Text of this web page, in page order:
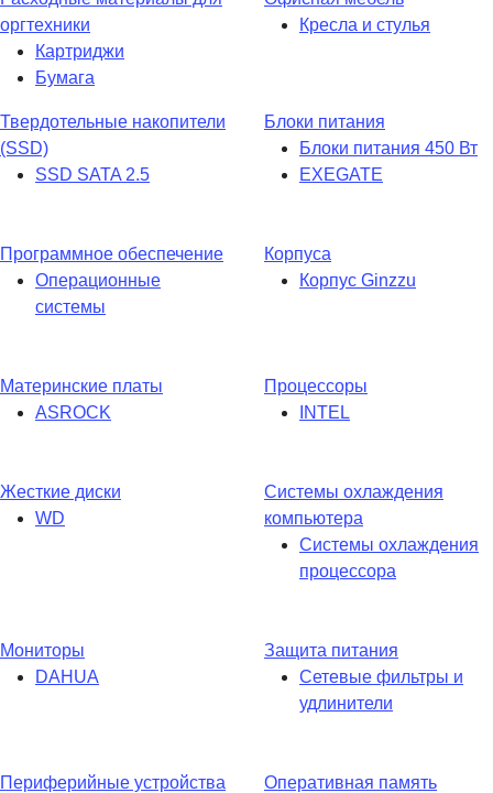
оргтехники
Картриджи
Бумага
Кресла и стулья
Твердотельные накопители
(SSD)
SSD SATA 2.5
Блоки питания
Блоки питания 450 Вт
EXEGATE
Программное обеспечение
Операционные
системы
Корпуса
Корпус Ginzzu
Материнские платы
ASROCK
Процессоры
INTEL
Жесткие диски
WD
Системы охлаждения
компьютера
Системы охлаждения
процессора
Мониторы
DAHUA
Защита питания
Сетевые фильтры и
удлинители
Периферийные устройства
Оперативная память